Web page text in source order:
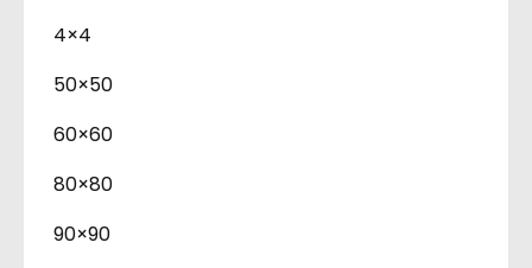
4×4
50×50
60×60
80×80
90×90